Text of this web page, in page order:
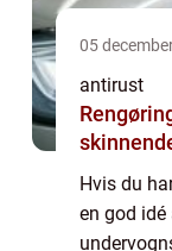
05
antirust
Hvis du
en god idé